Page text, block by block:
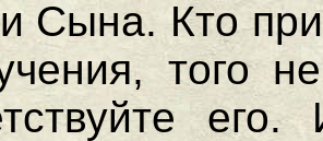
Сына. Кто
того